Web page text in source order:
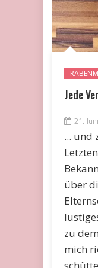
Jede
21.
... und
über
zu
mich